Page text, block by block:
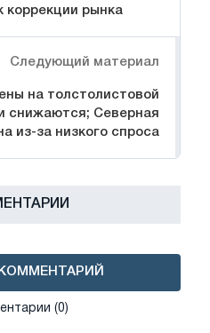
коррекции рынка
Следующий материал
на толстолистовой
снижаются; Северная
из-за низкого спроса
(0)